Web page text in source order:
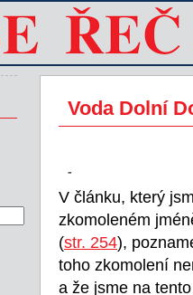
Voda Dolní
-
V článku, který
zkomoleném
(str. 254),
toho zkomolení
a že jsme na